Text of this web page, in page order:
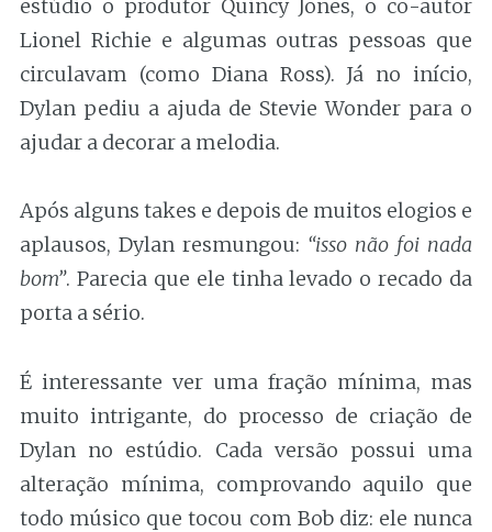
estúdio o produtor Quincy Jones, o co-autor
Lionel Richie e algumas outras pessoas que
circulavam (como Diana Ross). Já no início,
Dylan pediu a ajuda de Stevie Wonder para o
ajudar a decorar a melodia.
Após alguns takes e depois de muitos elogios e
aplausos, Dylan resmungou: “isso não foi nada
bom”. Parecia que ele tinha levado o recado da
porta a sério.
É interessante ver uma fração mínima, mas
muito intrigante, do processo de criação de
Dylan no estúdio. Cada versão possui uma
alteração mínima, comprovando aquilo que
todo músico que tocou com Bob diz: ele nunca